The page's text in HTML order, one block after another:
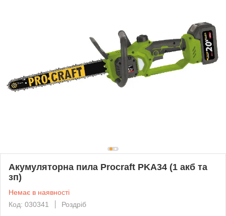
Акумуляторна пила Procraft PKA34 (1 акб та
зп)
Немає в наявності
Код: 030341
Роздріб